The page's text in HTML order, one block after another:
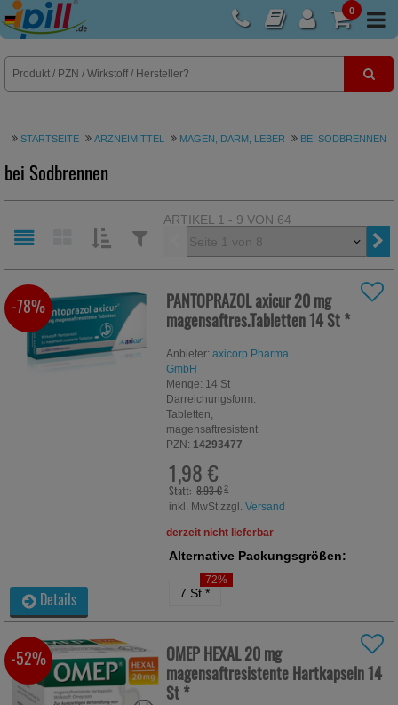
0
E-Rezept
STARTSEITE ARZNEIMITTEL MAGEN, DARM, LEBER BEI SODBRENNEN
bei Sodbrennen
SORTIEREN
FILTERN
ARTIKEL 1 - 9 VON 64
Vorherige
PANTOPRAZOL axicur 20 mg
magensaftres.Tabletten14 St*
Anbieter: axicorp Pharma
GmbH
Menge: 14 St
Darreichungsform:
Tabletten,
magensaftresistent
PZN: 14293477
1,98 €
Statt: 8,93 €²
inkl. MwSt zzgl.Versand
-78%
derzeit nicht lieferbar
Alternative Packungsgrößen:
7 St*
72%
Details
OMEP HEXAL 20 mg
magensaftresistente Hartkapseln14
St*
-52%